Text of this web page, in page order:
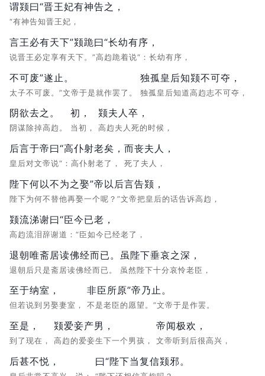
谓颎曰“晋王妃有神告之，
“有神告知晋王妃，
言王必有天下”颎跪曰“长幼有序，
说晋王必定享有天下。”高赹跪着说“：长幼有序，
不可废”遂止。
太子不可废。”文帝于是就作罢了。
独孤皇后知颎不可夺，
独孤皇后知道高赹志不可夺，
阴欲去之。
阴谋除掉高赹。
初，
当初，
颎夫人卒，
高赹夫人死的时候，
后言于帝曰“高仆射老矣，
皇后对文帝说“：高仆射老了，
而丧夫人，
死了夫人，
陛下何以不为之娶”帝以后言告颎，
陛下为何不替他再娶一个呢？”文帝把皇后的话告诉高赹，
颎流涕谢曰“臣今已老，
高赹流泪辞谢道：“臣如今已经老了，
退朝唯斋居读佛经而已。
退朝后只是斋居读佛经而已。
虽陛下垂哀之深，
虽然陛下十分哀怜老臣，
至于纳室，
但若说到另娶妻室，
非臣所原”帝乃止。
不是老臣的愿望。”文帝于是作罢。
至是，
到了现在，
颎爱妾产男，
高赹的爱妾生下一个男孩，
帝闻极欢，
文帝听到后很高兴，
后甚不悦， 曰“陛下当复信颎邪。